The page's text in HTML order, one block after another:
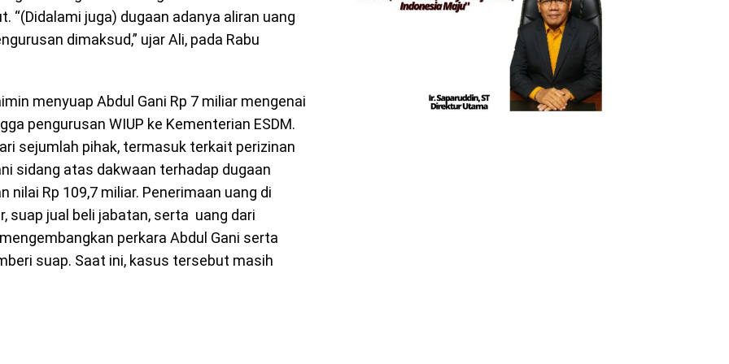
“(Didalami juga) dugaan adanya aliran uang
dimaksud,” ujar Ali, pada Rabu
menyuap Abdul Gani Rp 7 miliar mengenai
pengurusan WIUP ke Kementerian ESDM.
sejumlah pihak, termasuk terkait perizinan
sidang atas dakwaan terhadap dugaan
Rp 109,7 miliar. Penerimaan uang di
jual beli jabatan, serta uang dari
perkara Abdul Gani serta
suap. Saat ini, kasus tersebut masih